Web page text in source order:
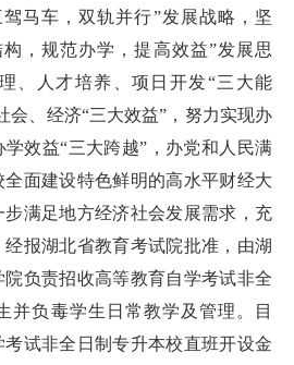
马车，双轨并行”发展战略，坚
，规范办学，提高效益”发展思
、人才培养、项日开发“三大能
会、经济“三大效益”，努力实现办
效益“三大跨越”，办党和人民满
面建设特色鲜明的高水平财经大
满足地方经济社会发展需求，充
报湖北省教育考试院批准，由湖
负责招收高等教育自学考试非全
并负毒学生日常教学及管理。目
试非全日制专升本校直班开设金